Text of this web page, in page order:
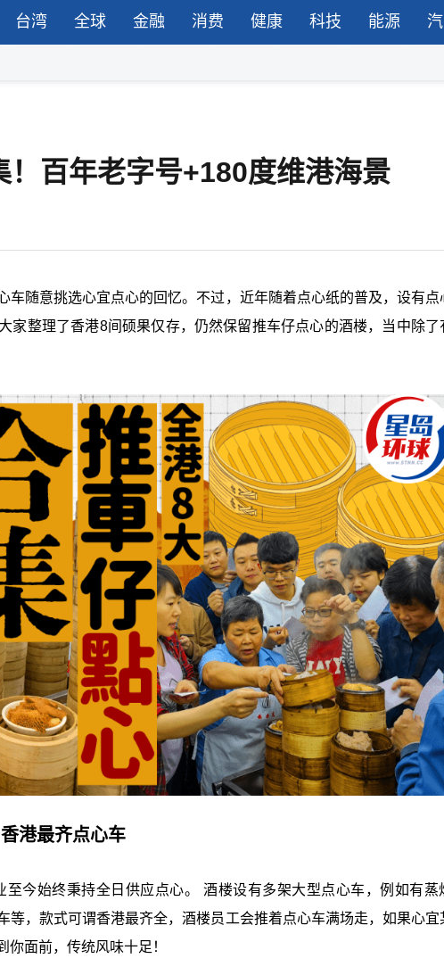
台湾 全球 金融 消费 健康 科技 能源
百年老字号+180度维港海景
车随意挑选心宜点心的回忆。不过，近年随着点心纸的普及，设有点
家整理了香港8间硕果仅存，仍然保留推车仔点心的酒楼，当中除了
港最齐点心车
今始终秉持全日供应点心。 酒楼设有多架大型点心车，例如有蒸
等，款式可谓香港最齐全，酒楼员工会推着点心车满场走，如果心宜
面前，传统风味十足！